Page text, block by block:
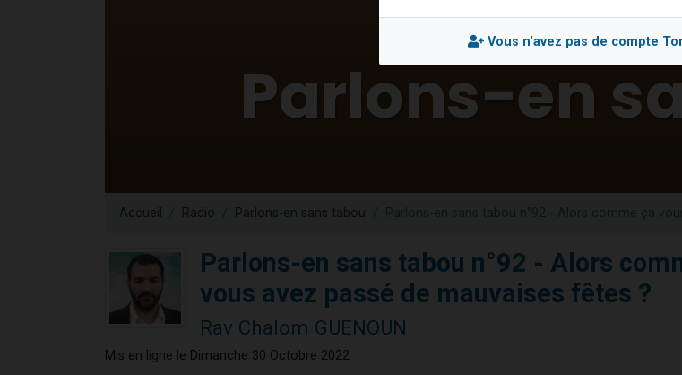
8 personnes viennent de faire un don pour Tsédaka : pauvres
Nouvelle émission radio : Visions de grandeur n°104 : Le Chabbath
61 personnes viennent de demander une bénédiction
Ariel vient de donner son Maasser
Accueil Radio Parlons-en sans tabou
Parlons-en sans tabou n°92 - Alors
vous avez passé de mauvaises fêtes ?
Rav Chalom GUENOUN
Mis en ligne le Dimanche 30 Octobre 2022
Vous n'avez pas de compte